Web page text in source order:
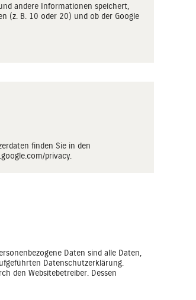
andere Informationen speichert,
(z. B. 10 oder 20) und ob der Google
finden Sie in den
privacy.
Daten sind alle Daten,
Datenschutzerklärung.
den Websitebetreiber. Dessen